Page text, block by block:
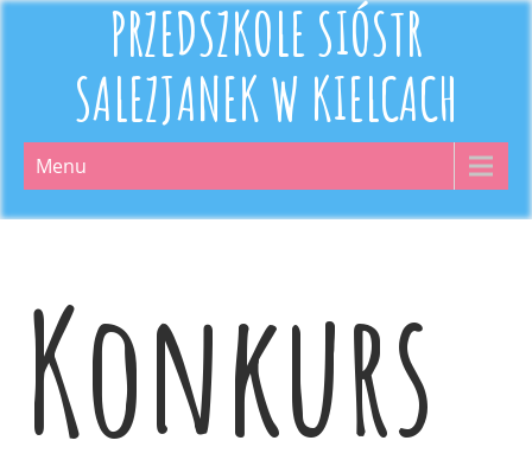
PRZEDSZKOLE SIÓSTR
SALEZJANEK W KIELCACH
Menu
Konkurs